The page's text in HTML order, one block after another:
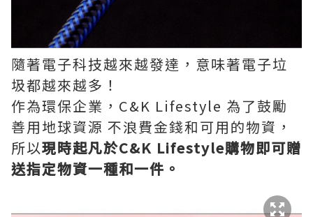
隨著電子科技越來越發達，意味著電子垃
圾都越來越多！
作為環保企業，C&K Lifestyle 為了鼓勵
善用地球資源 不浪費金錢和可用的物資，
所以現時起凡於C&K Lifestyle購物即可贈
送指定物資一種和一件。